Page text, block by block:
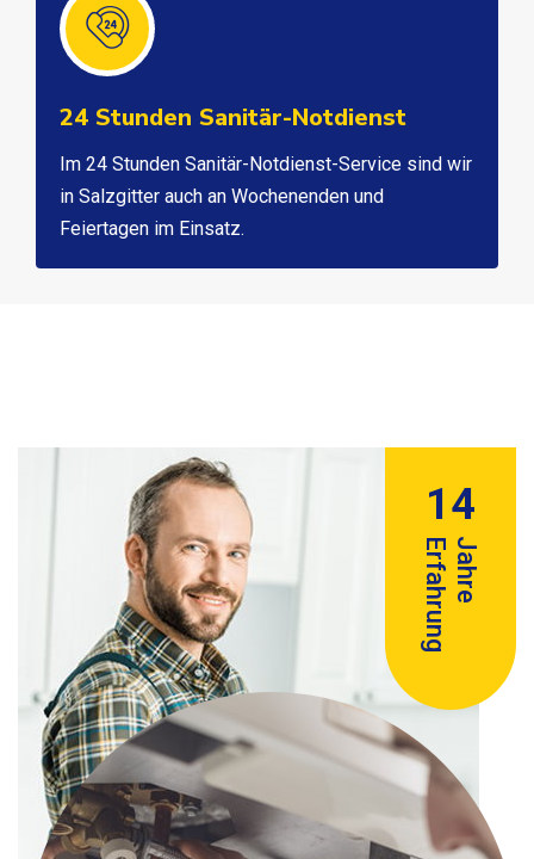
24 Stunden Sanitär-Notdienst
Im 24 Stunden Sanitär-Notdienst-Service sind wir
in Salzgitter auch an Wochenenden und
Feiertagen im Einsatz.
14
Jahre
Erfahrung